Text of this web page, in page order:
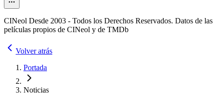
CINeol Desde 2003 - Todos los Derechos Reservados. Datos de las
películas propios de CINeol y de TMDb
Volver atrás
Portada
Noticias